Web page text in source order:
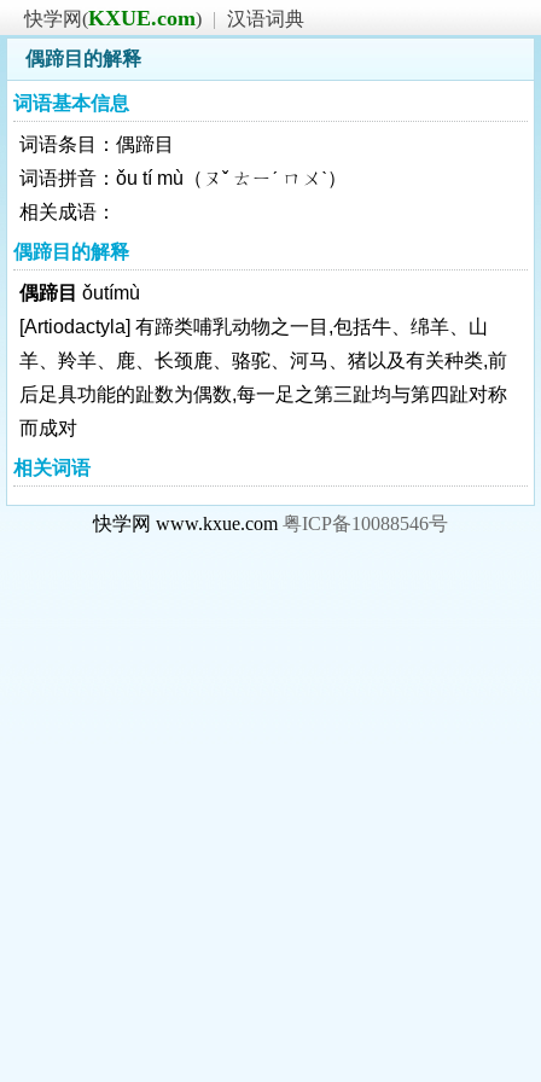
快学网(KXUE.com) | 汉语词典
偶蹄目的解释
词语基本信息
词语条目：偶蹄目
词语拼音：ǒu tí mù（ㄡˇ ㄊㄧˊ ㄇㄨˋ）
相关成语：
偶蹄目的解释
偶蹄目 ǒutímù
[Artiodactyla] 有蹄类哺乳动物之一目,包括牛、绵羊、山
羊、羚羊、鹿、长颈鹿、骆驼、河马、猪以及有关种类,前
后足具功能的趾数为偶数,每一足之第三趾均与第四趾对称
而成对
相关词语
快学网 www.kxue.com 粤ICP备10088546号